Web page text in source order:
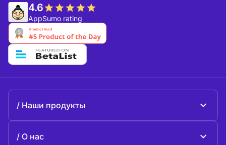
4.6
AppSumo rating
Наши продукты
О нас